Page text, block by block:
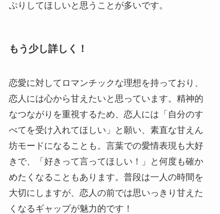
ぷりしてほしいと思うことが多いです。
もう少し詳しく！
恋愛に対してロマンチックな理想を持っており、
恋人には心から甘えたいと思っています。精神的
なつながりを重視するため、恋人には「自分のす
べてを受け入れてほしい」と願い、素直な甘えん
坊モードになることも。言葉での愛情表現も大好
きで、「好きって言ってほしい！」と何度も確か
めたくなることもあります。普段は一人の時間を
大切にしますが、恋人の前では思いっきり甘えた
くなるギャップが魅力的です！